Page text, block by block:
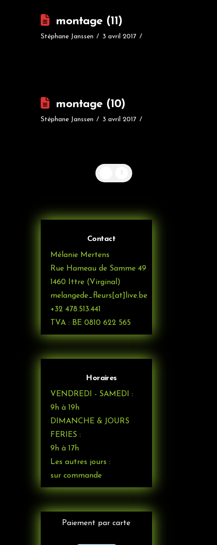
montage (11)
Stéphane Janssen 3 avril 2017
montage (10)
Stéphane Janssen 3 avril 2017
2
Contact
Mélanie Mertens
Rue Hameau de Samme 49
1460 Ittre (Virginal)
melangede_fleurs[at]live.be
+32 478.513.441
TVA : BE 0810 622 565
Horaires
VENDREDI - SAMEDI :
9h à 19h
DIMANCHE & JOURS
FERIES :
9h à 17h
Les autres jours :
sur commande
Paiement par carte